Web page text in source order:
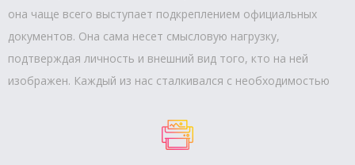
она чаще всего выступает подкреплением официальных
документов. Она сама несет смысловую нагрузку,
подтверждая личность и внешний вид того, кто на ней
изображен. Каждый из нас сталкивался с необходимостью